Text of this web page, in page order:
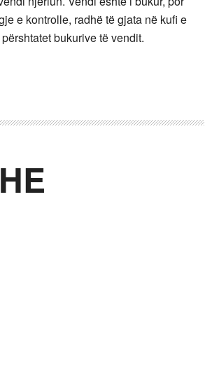
e kontrolle, radhë të gjata në kufi e
bukurive të vendit.